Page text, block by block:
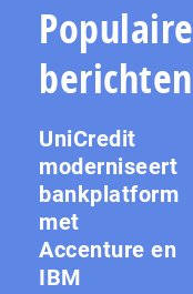
Populaire
berichten
UniCredit
moderniseert
bankplatform
met
Accenture en
IBM